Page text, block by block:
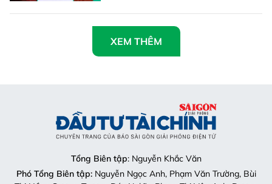
XEM THÊM
Tổng Biên tập: Nguyễn Khắc Văn
Phó Tổng Biên tập:Nguyễn Ngọc Anh, Phạm Văn Trường, Bùi